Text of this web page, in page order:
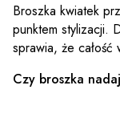
Broszka kwiatek
punktem stylizacji.
sprawia, że
Czy broszka